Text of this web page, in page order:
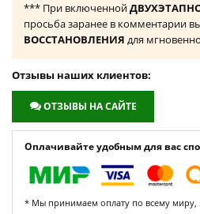
*** При включенной
просьба заранее в комментарии
ВОССТАНОВЛЕНИЯ для
Отзывы наших клиентов:
ОТЗЫВЫ НА САЙТЕ
Оплачивайте удобным для вас
* Мы принимаем оплату по всему миру,